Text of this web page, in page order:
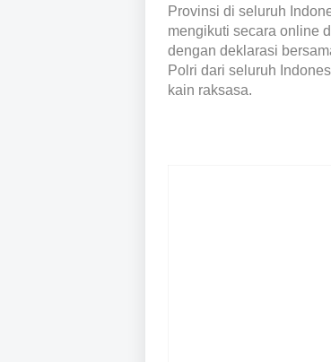
Provinsi di seluruh
mengikuti secara online
dengan deklarasi
Polri dari seluruh
kain raksasa.